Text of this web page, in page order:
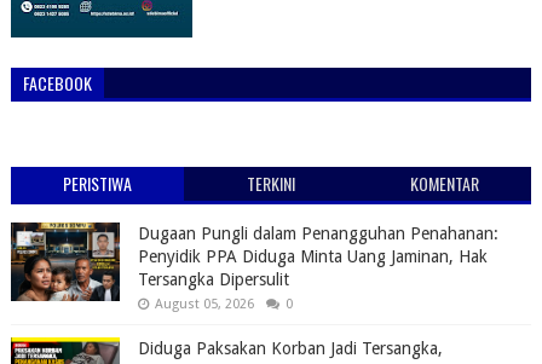
FACEBOOK
PERISTIWA TERKINI KOMENTAR
Dugaan Pungli dalam Penangguhan Penahanan:
Penyidik PPA Diduga Minta Uang Jaminan, Hak
Tersangka Dipersulit
August 05, 2026 0
Diduga Paksakan Korban Jadi Tersangka,